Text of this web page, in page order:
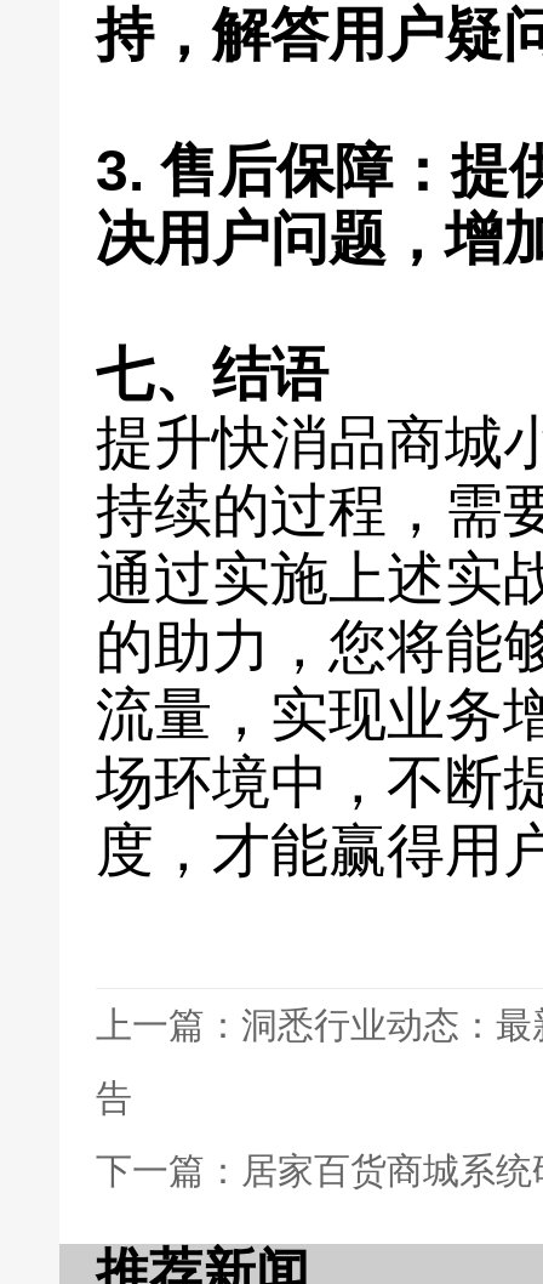
持，解答用户疑
3. 售后保障：提
决用户问题，增
七、结语
提升快消品商城
持续的过程，需
通过实施上述实
的助力，您将能
流量，实现业务
场环境中，不断
度，才能赢得用
上一篇：洞悉行业动态：
告
下一篇：居家百货商城系统